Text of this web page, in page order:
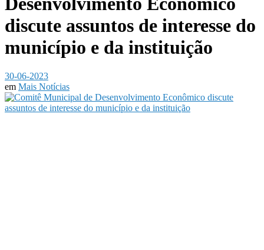
discute assuntos de interesse do
município e da instituição
30-06-2023
em Mais Notícias